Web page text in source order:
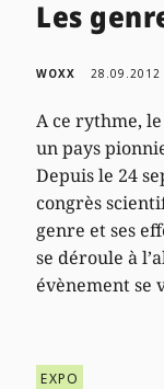
Les
WOXX 28.09.2012
A ce rythme,
un pays
Depuis le 24
congrès
genre et ses
se déroule à
évènement se
EXPO